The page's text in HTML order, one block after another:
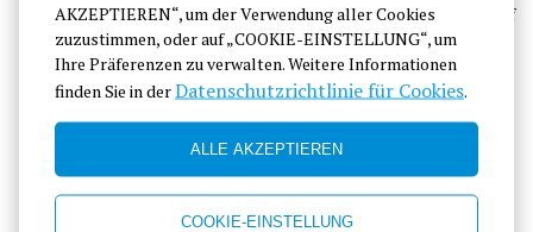
AKZEPTIEREN“, um der Verwendung aller Cookies
zuzustimmen, oder auf „COOKIE-EINSTELLUNG“, um
Ihre Präferenzen zu verwalten. Weitere Informationen
finden Sie in derDatenschutzrichtlinie für Cookies.
ALLE AKZEPTIEREN
COOKIE-EINSTELLUNG
Wir streben immer nach Entwicklung, indem wir uns auf
nachhaltigen kommerziellen Erfolg konzentrieren.
Wir sind uns bewusst, dass wir ein integraler Bestandteil
unserer Umwelt und unserer Gesellschaft sind.